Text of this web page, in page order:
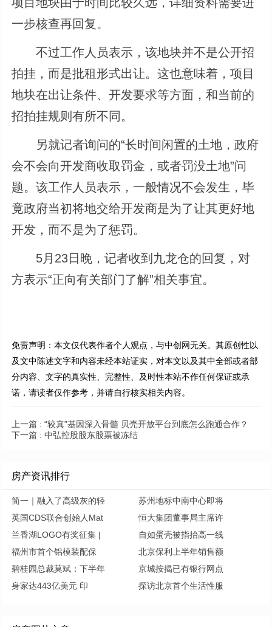
一步核查再回复。
不过工作人员表示，该地块并不是公开招
拍挂，而是批租形式出让。这也意味着，项目
地块在出让条件、开发要求等方面，和当前的
招拍挂规则有所不同。
另就记者询问的“长时间闲置的土地，政府
会不会向开发商收取罚金，或者罚没土地”问
题。该工作人员表示，一般情况不会发生，毕
竟政府当初将地交给开发商是为了让其更好地
开发，而不是为了惩罚。
5月23日晚，记者收到九龙仓的回复，对
方表示“正向有关部门了解”相关事宜。
免责声明：本文仅代表作者个人观点，与中创网无关。其原创性以
及文中陈述文字和内容未经本站证实，对本文以及其中全部或者部
分内容、文字的真实性、完整性、及时性本站不作任何保证或承
诺，请读者仅作参考，并请自行核实相关内容。
上一篇 : “较真”基因深入骨髓 贝壳开放平台到底怎么跑通合作？
下一篇 : 中弘控股股东股票被冻结
房产资讯排行
简一｜融入了高级灰的轻
苏州地标中南中心即将
英国CDS联合创始人Mat
恒大集团董事局主席许
兰香湖LOGO有奖征集 |
自如蛋壳被指抬高一线
福州市首个铝模装配保
北京保利上半年销售额
碧桂园总裁莫斌：下半年
京城按揭已有银行网点
身家达443亿美元 印
探访北京首个生活性服